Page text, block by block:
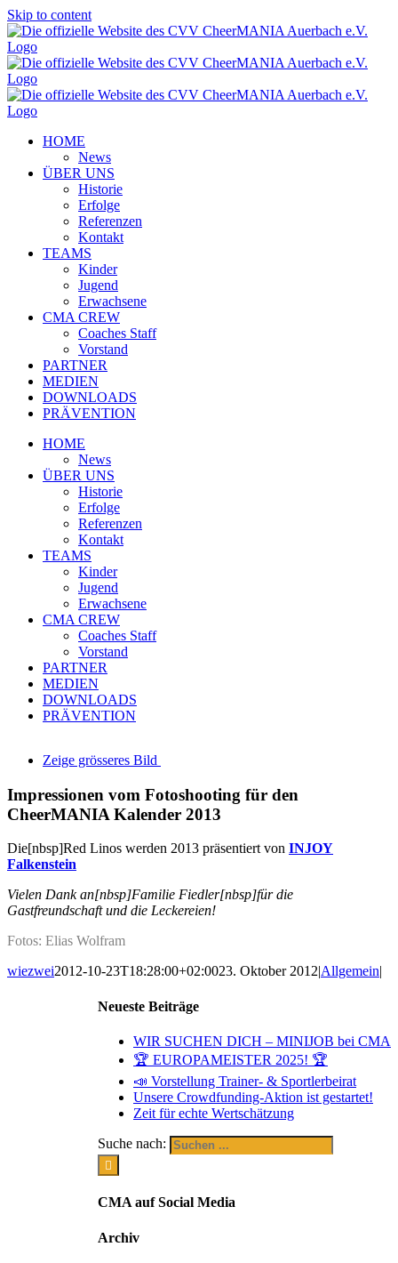
Skip to content
HOME
News
ÜBER UNS
Historie
Erfolge
Referenzen
Kontakt
TEAMS
Kinder
Jugend
Erwachsene
CMA CREW
Coaches Staff
Vorstand
PARTNER
MEDIEN
DOWNLOADS
PRÄVENTION
HOME
News
ÜBER UNS
Historie
Erfolge
Referenzen
Kontakt
TEAMS
Kinder
Jugend
Erwachsene
CMA CREW
Coaches Staff
Vorstand
PARTNER
MEDIEN
DOWNLOADS
PRÄVENTION
Zeige grösseres Bild
Impressionen vom Fotoshooting für den
CheerMANIA Kalender 2013
Die[nbsp]Red Linos werden 2013 präsentiert von INJOY
Falkenstein
Vielen Dank an[nbsp]Familie Fiedler[nbsp]für die
Gastfreundschaft und die Leckereien!
Fotos: Elias Wolfram
wiezwei2012-10-23T18:28:00+02:0023. Oktober 2012|Allgemein|
Neueste Beiträge
WIR SUCHEN DICH – MINIJOB bei CMA
🏆 EUROPAMEISTER 2025! 🏆
📣 Vorstellung Trainer- & Sportlerbeirat
Unsere Crowdfunding-Aktion ist gestartet!
Zeit für echte Wertschätzung
Suche nach:
CMA auf Social Media
Archiv